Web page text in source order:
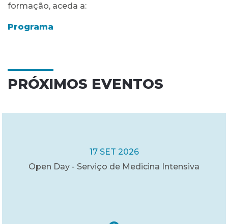
formação, aceda a:
Programa
PRÓXIMOS EVENTOS
17 SET 2026
Open Day - Serviço de Medicina Intensiva